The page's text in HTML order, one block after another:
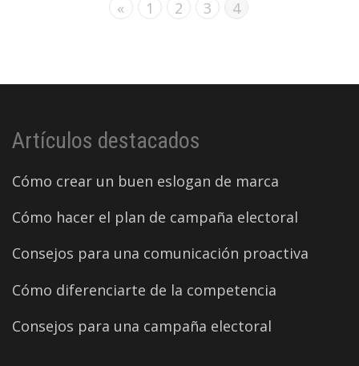
« 1 2 3 4
Artículos destacados
Cómo crear un buen eslogan de marca
Cómo hacer el plan de campaña electoral
Consejos para una comunicación proactiva
Cómo diferenciarte de la competencia
Consejos para una campaña electoral